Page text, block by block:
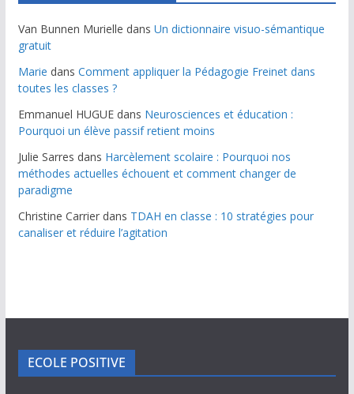
Van Bunnen Murielle dans Un dictionnaire visuo-sémantique
gratuit
Marie dans Comment appliquer la Pédagogie Freinet dans
toutes les classes ?
Emmanuel HUGUEdans Neurosciences et éducation :
Pourquoi un élève passif retient moins
Julie Sarres dans Harcèlement scolaire : Pourquoi nos
méthodes actuelles échouent et comment changer de
paradigme
Christine Carrierdans TDAH en classe : 10 stratégies pour
canaliser et réduire l’agitation
ECOLE POSITIVE